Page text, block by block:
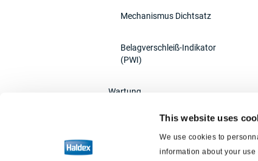
This website uses
We use cookies to
information about your
Mechanismus Dichtsatz
Belagverschleiß-Indikator
(PWI)
Wartung